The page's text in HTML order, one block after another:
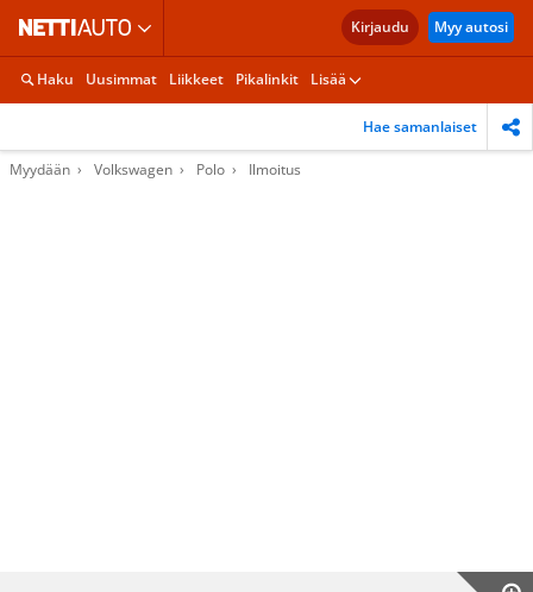
Kirjaudu Myy autosi
Haku Uusimmat Liikkeet Pikalinkit Lisää
Hae samanlaiset
Myydään Volkswagen Polo Ilmoitus